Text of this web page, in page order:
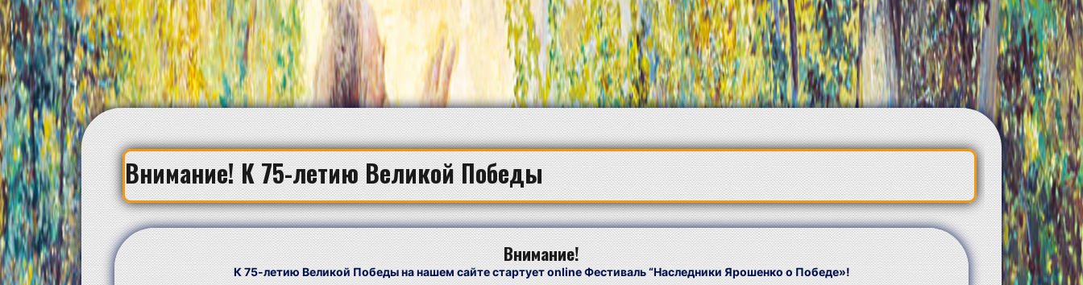
Внимание! К 75-летию Великой Победы
Внимание!
К 75-летию Великой Победы на нашем сайте стартует online Фестиваль “Наследники Ярошенко о Победе»!